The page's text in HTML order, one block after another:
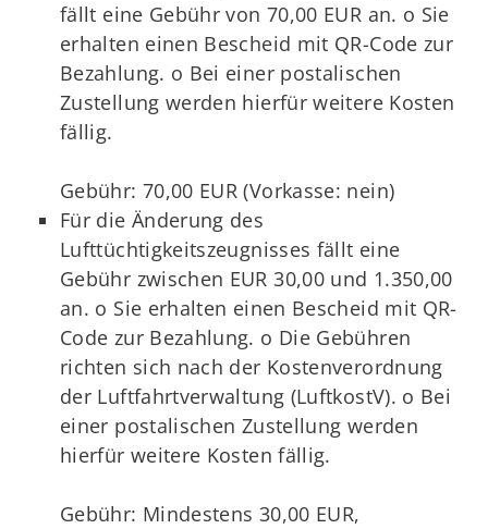
fällt eine Gebühr von 70,00 EUR an. o Sie
erhalten einen Bescheid mit QR-Code zur
Bezahlung. o Bei einer postalischen
Zustellung werden hierfür weitere Kosten
fällig.
Gebühr: 70,00 EUR (Vorkasse: nein)
Für die Änderung des
Lufttüchtigkeitszeugnisses fällt eine
Gebühr zwischen EUR 30,00 und 1.350,00
an. o Sie erhalten einen Bescheid mit QR-
Code zur Bezahlung. o Die Gebühren
richten sich nach der Kostenverordnung
der Luftfahrtverwaltung (LuftkostV). o Bei
einer postalischen Zustellung werden
hierfür weitere Kosten fällig.
Gebühr: Mindestens 30,00 EUR,